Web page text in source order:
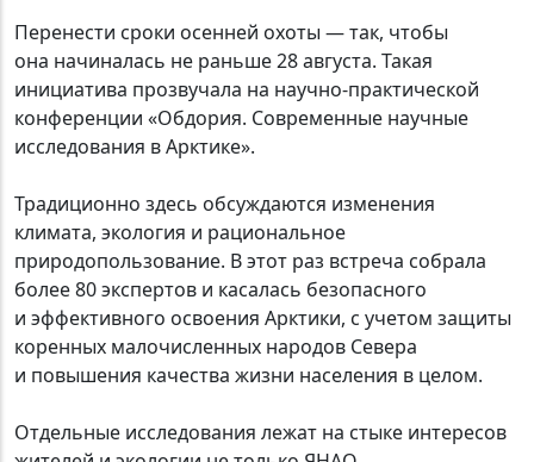
Перенести сроки осенней охоты — так, чтобы
она начиналась не раньше 28 августа. Такая
инициатива прозвучала на научно-практической
конференции «Обдория. Современные научные
исследования в Арктике».
Традиционно здесь обсуждаются изменения
климата, экология и рациональное
природопользование. В этот раз встреча собрала
более 80 экспертов и касалась безопасного
и эффективного освоения Арктики, с учетом защиты
коренных малочисленных народов Севера
и повышения качества жизни населения в целом.
Отдельные исследования лежат на стыке интересов